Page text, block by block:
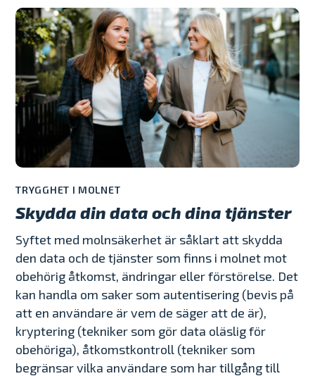
TRYGGHET I MOLNET
Skydda din data och dina tjänster
Syftet med molnsäkerhet är såklart att skydda
den data och de tjänster som finns i molnet mot
obehörig åtkomst, ändringar eller förstörelse. Det
kan handla om saker som autentisering (bevis på
att en användare är vem de säger att de är),
kryptering (tekniker som gör data oläslig för
obehöriga), åtkomstkontroll (tekniker som
begränsar vilka användare som har tillgång till